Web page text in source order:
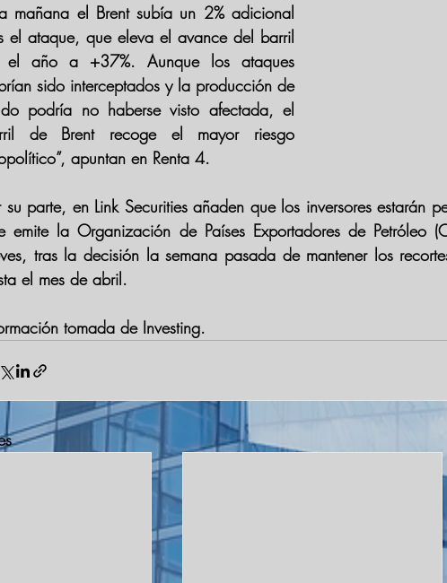
mañana el Brent subía un 2% adicional
el ataque, que eleva el avance del barril
el año a +37%. Aunque los ataques
sido interceptados y la producción de
podría no haberse visto afectada, el
de Brent recoge el mayor riesgo
apuntan en Renta 4.
su parte, en Link Securities añaden que los inversores estarán
emite la Organización de Países Exportadores de Petróleo
tras la decisión la semana pasada de mantener los
el mes de abril.
tomada de Investing.